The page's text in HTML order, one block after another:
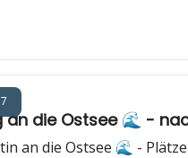
an die Ostsee 🌊 -
an die Ostsee 🌊 -